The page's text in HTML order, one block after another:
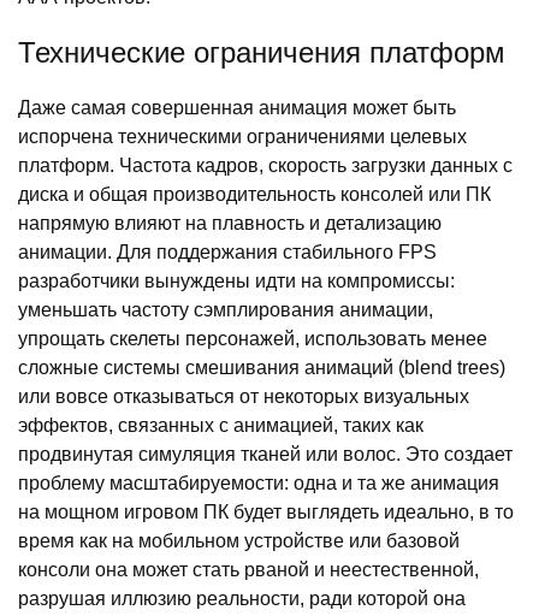
Технические ограничения платформ
Даже самая совершенная анимация может быть
испорчена техническими ограничениями целевых
платформ. Частота кадров, скорость загрузки данных с
диска и общая производительность консолей или ПК
напрямую влияют на плавность и детализацию
анимации. Для поддержания стабильного FPS
разработчики вынуждены идти на компромиссы:
уменьшать частоту сэмплирования анимации,
упрощать скелеты персонажей, использовать менее
сложные системы смешивания анимаций (blend trees)
или вовсе отказываться от некоторых визуальных
эффектов, связанных с анимацией, таких как
продвинутая симуляция тканей или волос. Это создает
проблему масштабируемости: одна и та же анимация
на мощном игровом ПК будет выглядеть идеально, в то
время как на мобильном устройстве или базовой
консоли она может стать рваной и неестественной,
разрушая иллюзию реальности, ради которой она